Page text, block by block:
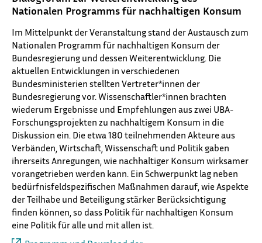
Nationalen Programms für nachhaltigen Konsum
Im Mittelpunkt der Veranstaltung stand der Austausch zum
Nationalen Programm für nachhaltigen Konsum der
Bundesregierung und dessen Weiterentwicklung. Die
aktuellen Entwicklungen in verschiedenen
Bundesministerien stellten Vertreter*innen der
Bundesregierung vor. Wissenschaftler*innen brachten
wiederum Ergebnisse und Empfehlungen aus zwei UBA-
Forschungsprojekten zu nachhaltigem Konsum in die
Diskussion ein. Die etwa 180 teilnehmenden Akteure aus
Verbänden, Wirtschaft, Wissenschaft und Politik gaben
ihrerseits Anregungen, wie nachhaltiger Konsum wirksamer
vorangetrieben werden kann. Ein Schwerpunkt lag neben
bedürfnisfeldspezifischen Maßnahmen darauf, wie Aspekte
der Teilhabe und Beteiligung stärker Berücksichtigung
finden können, so dass Politik für nachhaltigen Konsum
eine Politik für alle und mit allen ist.